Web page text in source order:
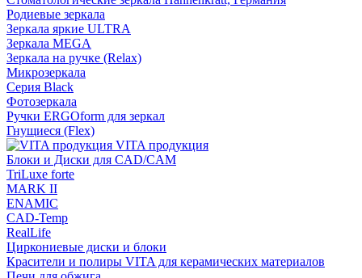
Родиевые зеркала
Зеркала яркие ULTRA
Зеркала MEGA
Зеркала на ручке (Relax)
Микрозеркала
Серия Black
Фотозеркала
Ручки ERGOform для зеркал
Гнущиеся (Flex)
VITA продукция
Блоки и Диски для CAD/CAM
TriLuxe forte
MARK II
ENAMIC
CAD-Temp
RealLife
Циркониевые диски и блоки
Красители и полиры VITA для керамических материалов